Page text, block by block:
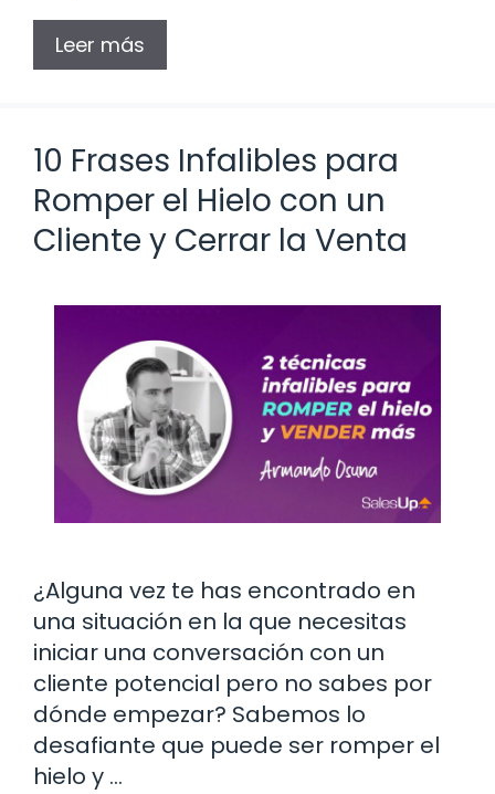
Leer más
10 Frases Infalibles para
Romper el Hielo con un
Cliente y Cerrar la Venta
¿Alguna vez te has encontrado en
una situación en la que necesitas
iniciar una conversación con un
cliente potencial pero no sabes por
dónde empezar? Sabemos lo
desafiante que puede ser romper el
hielo y …